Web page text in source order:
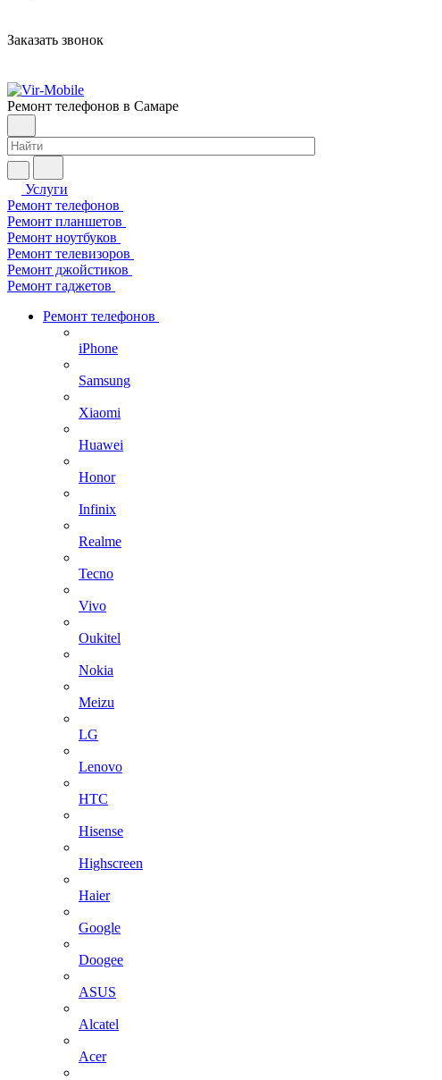
Заказать звонок
Ремонт телефонов в Самаре
Услуги
Ремонт телефонов
Ремонт планшетов
Ремонт ноутбуков
Ремонт телевизоров
Ремонт джойстиков
Ремонт гаджетов
Ремонт телефонов
iPhone
Samsung
Xiaomi
Huawei
Honor
Infinix
Realme
Tecno
Vivo
Oukitel
Nokia
Meizu
LG
Lenovo
HTC
Hisense
Highscreen
Haier
Google
Doogee
ASUS
Alcatel
Acer